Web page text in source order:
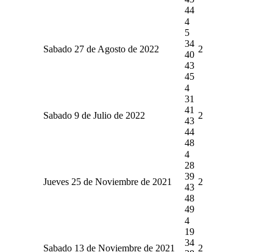
44
Sabado 27 de Agosto de 2022
4
5
34
40
43
45
2
Sabado 9 de Julio de 2022
4
31
41
43
44
48
2
Jueves 25 de Noviembre de 2021
4
28
39
43
48
49
2
Sabado 13 de Noviembre de 2021
4
19
34
2